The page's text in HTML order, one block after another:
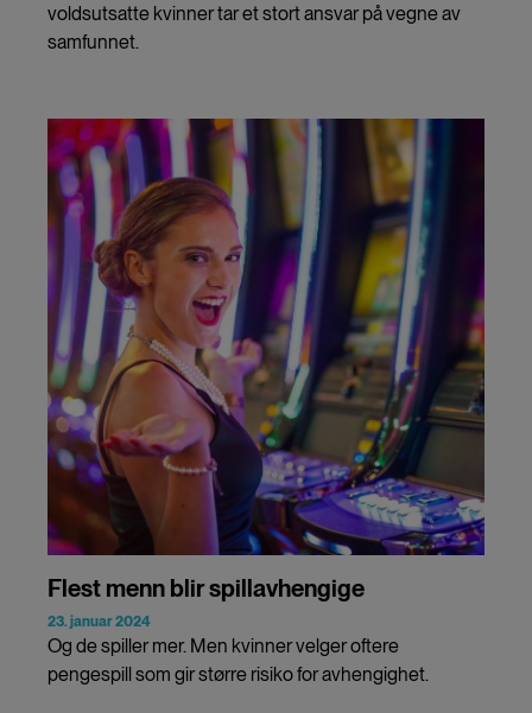
voldsutsatte kvinner tar et stort ansvar på vegne av
samfunnet.
Flest menn blir spillavhengige
23. januar 2024
Og de spiller mer. Men kvinner velger oftere
pengespill som gir større risiko for avhengighet.